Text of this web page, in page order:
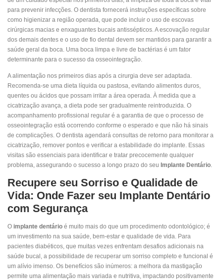
para prevenir infecções. O dentista fornecerá instruções específicas sobre
como higienizar a região operada, que pode incluir o uso de escovas
cirúrgicas macias e enxaguantes bucais antissépticos. A escovação regular
dos demais dentes e o uso de fio dental devem ser mantidos para garantir a
saúde geral da boca. Uma boca limpa e livre de bactérias é um fator
determinante para o sucesso da osseointegração.
A alimentação nos primeiros dias após a cirurgia deve ser adaptada.
Recomenda-se uma dieta líquida ou pastosa, evitando alimentos duros,
quentes ou ácidos que possam irritar a área operada. À medida que a
cicatrização avança, a dieta pode ser gradualmente reintroduzida. O
acompanhamento profissional regular é a garantia de que o processo de
osseointegração está ocorrendo conforme o esperado e que não há sinais
de complicações. O dentista agendará consultas de retorno para monitorar a
cicatrização, remover pontos e verificar a estabilidade do implante. Essas
visitas são essenciais para identificar e tratar precocemente qualquer
problema, assegurando o sucesso a longo prazo do seu Implante Dentário
Recupere seu Sorriso e Qualidade de
Vida: Onde Fazer seu Implante Dentário
com Segurança
O implante dentário é muito mais do que um procedimento odontológico; é
um investimento na sua saúde, bem-estar e qualidade de vida. Para
pacientes diabéticos, que muitas vezes enfrentam desafios adicionais na
saúde bucal, a possibilidade de recuperar um sorriso completo e funcional é
um alívio imenso. Os benefícios são inúmeros: a melhora da mastigação
permite uma alimentação mais variada e nutritiva, impactando positivamente